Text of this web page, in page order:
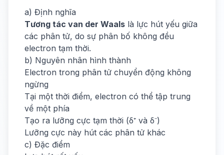
a) Định nghĩa
Tương tác van der Waals là lực hút yếu giữa
các phân tử, do sự phân bố không đều
electron tạm thời.
b) Nguyên nhân hình thành
Electron trong phân tử chuyển động không
ngừng
Tại một thời điểm, electron có thể tập trung
về một phía
Tạo ra lưỡng cực tạm thời (δ⁺ và δ⁻)
Lưỡng cực này hút các phân tử khác
c) Đặc điểm